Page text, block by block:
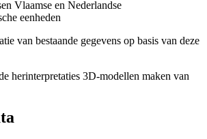
Vlaamse en Nederlandse
eenheden
van bestaande gegevens op basis van deze
herinterpretaties 3D-modellen maken van